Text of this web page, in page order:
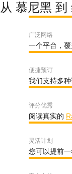
从 慕尼黑 到
广泛网络
一个平台，
便捷预订
我们支持多种
评分优秀
阅读真实的
灵活计划
您可以提前一